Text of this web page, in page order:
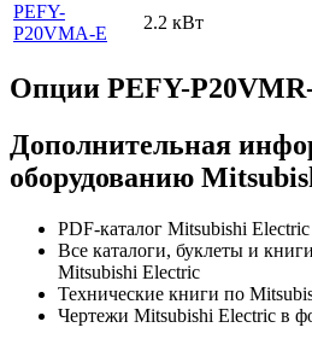
PEFY-
P20VMA-E
2.2 кВт
Опции PEFY-
Дополнительная
оборудованию
PDF-каталог Mitsubishi
Все каталоги, буклеты и
Mitsubishi Electric
Технические книги по
Чертежи Mitsubishi Electric в